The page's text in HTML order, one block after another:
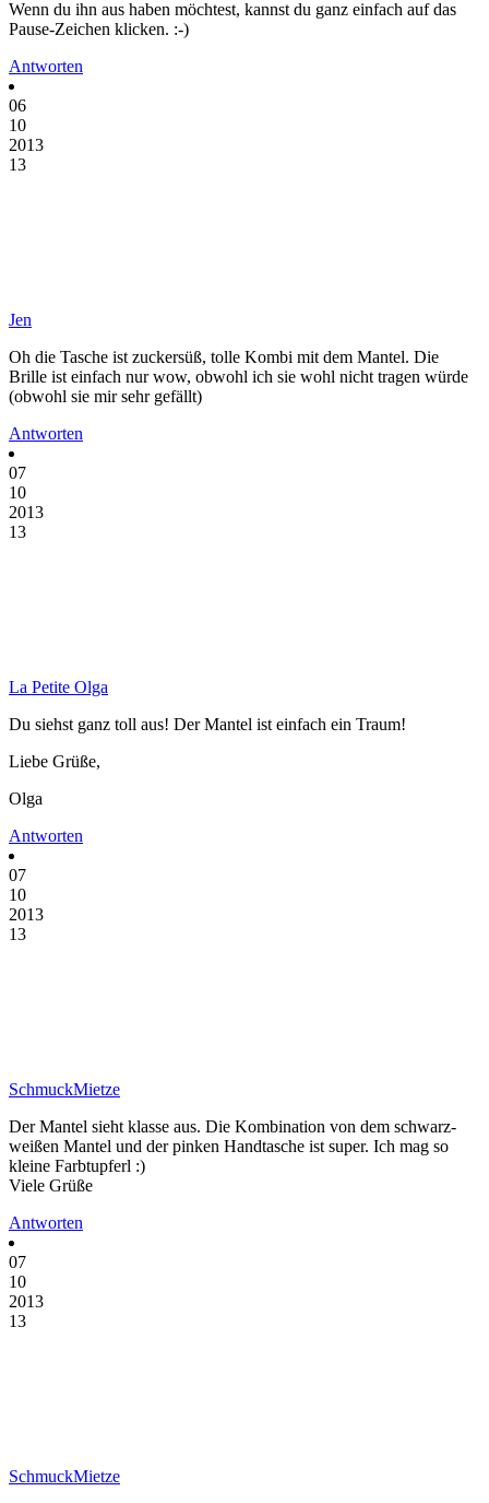
Wenn du ihn aus haben möchtest, kannst du ganz einfach auf das
Pause-Zeichen klicken. :-)
Antworten
06
10
2013
13
Jen
Oh die Tasche ist zuckersüß, tolle Kombi mit dem Mantel. Die
Brille ist einfach nur wow, obwohl ich sie wohl nicht tragen würde
(obwohl sie mir sehr gefällt)
Antworten
07
10
2013
13
La Petite Olga
Du siehst ganz toll aus! Der Mantel ist einfach ein Traum!
Liebe Grüße,
Olga
Antworten
07
10
2013
13
SchmuckMietze
Der Mantel sieht klasse aus. Die Kombination von dem schwarz-
weißen Mantel und der pinken Handtasche ist super. Ich mag so
kleine Farbtupferl :)
Viele Grüße
Antworten
07
10
2013
13
SchmuckMietze